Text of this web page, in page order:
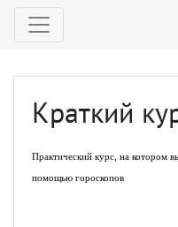
Краткий
Практический курс, на котором
помощью гороскопов